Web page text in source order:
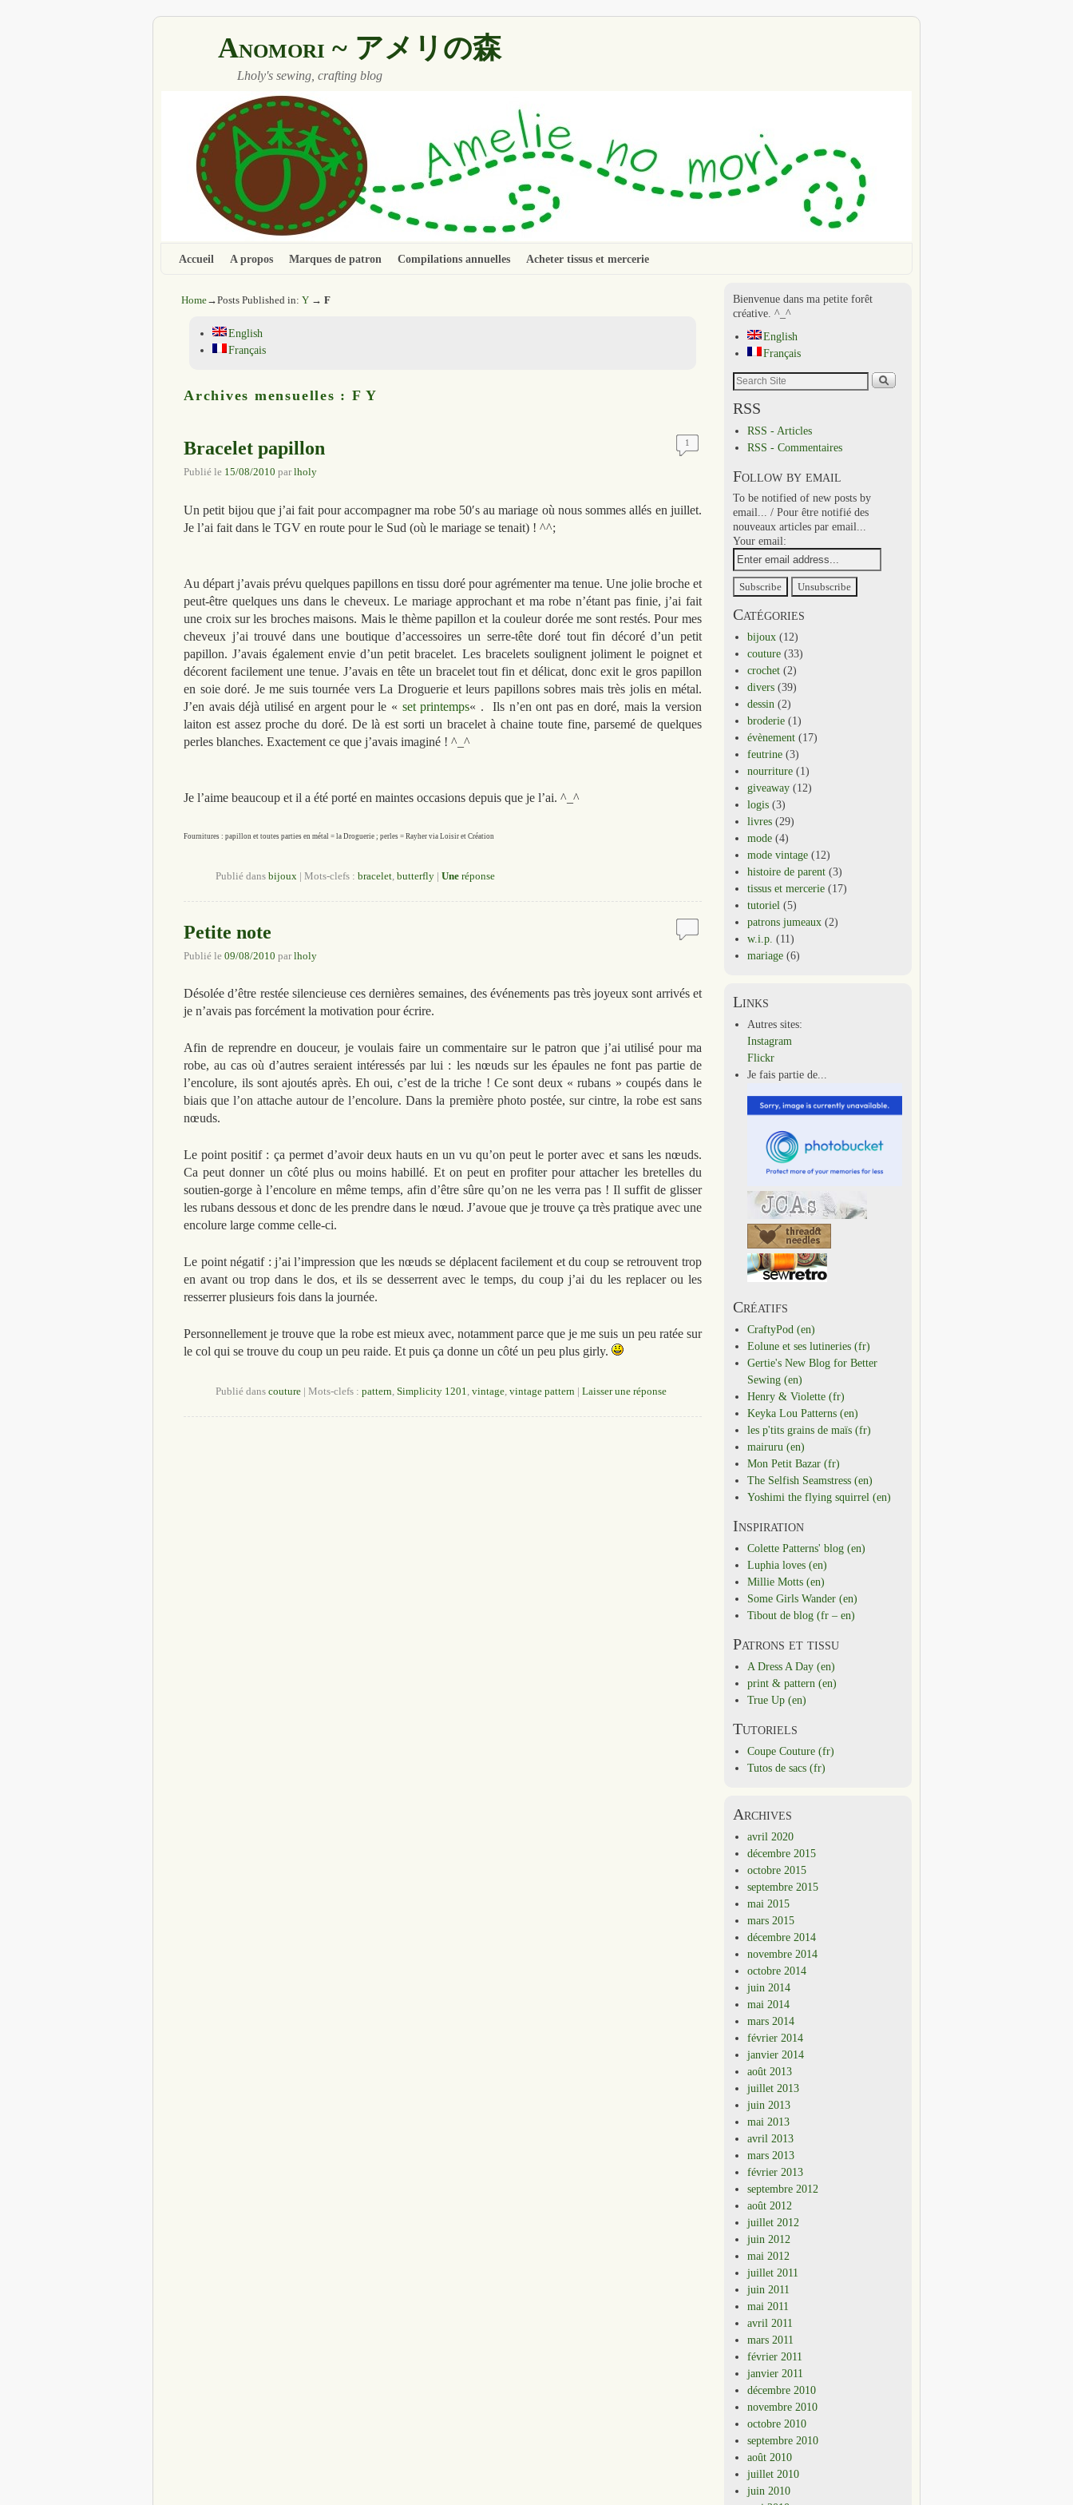
Anomori ~ アメリの森
Lholy's sewing, crafting blog
Aller au contenu principal
Aller au contenu secondaire
Accueil A propos Marques de patron Compilations annuelles Acheter tissus et mercerie
Home→Posts Published in: Y → F
English
Français
Archives mensuelles : F Y
Bracelet papillon
Publié le 15/08/2010 parlholy
1
Un petit bijou que j’ai fait pour accompagner ma robe 50′s au mariage où nous sommes allés en juillet.
Je l’ai fait dans le TGV en route pour le Sud (où le mariage se tenait) ! ^^;
Au départ j’avais prévu quelques papillons en tissu doré pour agrémenter ma tenue. Une jolie broche et
peut-être quelques uns dans le cheveux. Le mariage approchant et ma robe n’étant pas finie, j’ai fait
une croix sur les broches maisons. Mais le thème papillon et la couleur dorée me sont restés. Pour mes
cheveux j’ai trouvé dans une boutique d’accessoires un serre-tête doré tout fin décoré d’un petit
papillon. J’avais également envie d’un petit bracelet. Les bracelets soulignent joliment le poignet et
décorent facilement une tenue. J’avais en tête un bracelet tout fin et délicat, donc exit le gros papillon
en soie doré. Je me suis tournée vers La Droguerie et leurs papillons sobres mais très jolis en métal.
J’en avais déjà utilisé en argent pour le « set printemps« . Ils n’en ont pas en doré, mais la version
laiton est assez proche du doré. De là est sorti un bracelet à chaine toute fine, parsemé de quelques
perles blanches. Exactement ce que j’avais imaginé ! ^_^
Je l’aime beaucoup et il a été porté en maintes occasions depuis que je l’ai. ^_^
Fournitures : papillon et toutes parties en métal = la Droguerie ; perles = Rayher via Loisir et Création
Publié dans bijoux |Mots-clefs : bracelet ,butterfly |Une réponse
Petite note
Publié le09/08/2010 parlholy
Désolée d’être restée silencieuse ces dernières semaines, des événements pas très joyeux sont arrivés et
je n’avais pas forcément la motivation pour écrire.
Afin de reprendre en douceur, je voulais faire un commentaire sur le patron que j’ai utilisé pour ma
robe, au cas où d’autres seraient intéressés par lui : les nœuds sur les épaules ne font pas partie de
l’encolure, ils sont ajoutés après. Eh oui, c’est de la triche ! Ce sont deux « rubans » coupés dans le
biais que l’on attache autour de l’encolure. Dans la première photo postée, sur cintre, la robe est sans
nœuds.
Le point positif : ça permet d’avoir deux hauts en un vu qu’on peut le porter avec et sans les nœuds.
Ca peut donner un côté plus ou moins habillé. Et on peut en profiter pour attacher les bretelles du
soutien-gorge à l’encolure en même temps, afin d’être sûre qu’on ne les verra pas ! Il suffit de glisser
les rubans dessous et donc de les prendre dans le nœud. J’avoue que je trouve ça très pratique avec une
encolure large comme celle-ci.
Le point négatif : j’ai l’impression que les nœuds se déplacent facilement et du coup se retrouvent trop
en avant ou trop dans le dos, et ils se desserrent avec le temps, du coup j’ai du les replacer ou les
resserrer plusieurs fois dans la journée.
Personnellement je trouve que la robe est mieux avec, notamment parce que je me suis un peu ratée sur
le col qui se trouve du coup un peu raide. Et puis ça donne un côté un peu plus girly.
Publié dans couture |Mots-clefs : pattern,Simplicity 1201,vintage,vintage pattern |Laisser une réponse
Bienvenue dans ma petite forêt
créative. ^_^
English
Français
RSS
RSS - Articles
RSS - Commentaires
Follow by email
To be notified of new posts by
email... / Pour être notifié des
nouveaux articles par email...
Your email:
Catégories
bijoux (12)
couture (33)
crochet (2)
divers (39)
dessin (2)
broderie (1)
évènement (17)
feutrine (3)
nourriture (1)
giveaway (12)
logis (3)
livres (29)
mode (4)
mode vintage (12)
histoire de parent (3)
tissus et mercerie (17)
tutoriel (5)
patrons jumeaux (2)
w.i.p. (11)
mariage (6)
Links
Autres sites:
Instagram
Flickr
Je fais partie de...
Créatifs
CraftyPod (en)
Eolune et ses lutineries (fr)
Gertie's New Blog for Better
Sewing (en)
Henry & Violette (fr)
Keyka Lou Patterns (en)
les p'tits grains de maïs (fr)
mairuru (en)
Mon Petit Bazar (fr)
The Selfish Seamstress (en)
Yoshimi the flying squirrel (en)
Inspiration
Colette Patterns' blog (en)
Luphia loves (en)
Millie Motts (en)
Some Girls Wander (en)
Tibout de blog (fr – en)
Patrons et tissu
A Dress A Day (en)
print & pattern (en)
True Up (en)
Tutoriels
Coupe Couture (fr)
Tutos de sacs (fr)
Archives
avril 2020
décembre 2015
octobre 2015
septembre 2015
mai 2015
mars 2015
décembre 2014
novembre 2014
octobre 2014
juin 2014
mai 2014
mars 2014
février 2014
janvier 2014
août 2013
juillet 2013
juin 2013
mai 2013
avril 2013
mars 2013
février 2013
septembre 2012
août 2012
juillet 2012
juin 2012
mai 2012
juillet 2011
juin 2011
mai 2011
avril 2011
mars 2011
février 2011
janvier 2011
décembre 2010
novembre 2010
octobre 2010
septembre 2010
août 2010
juillet 2010
juin 2010